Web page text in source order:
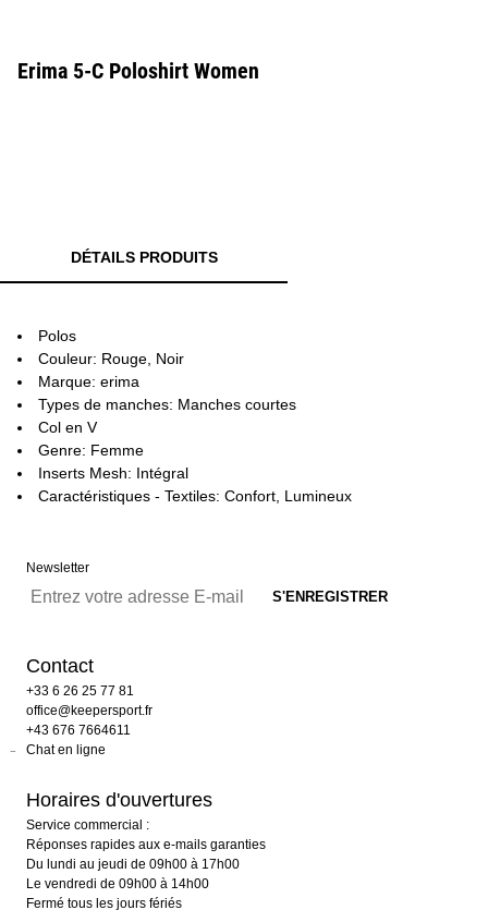
Erima 5-C Poloshirt Women
DÉTAILS PRODUITS
Polos
Couleur: Rouge, Noir
Marque: erima
Types de manches: Manches courtes
Col en V
Genre: Femme
Inserts Mesh: Intégral
Caractéristiques - Textiles: Confort, Lumineux
Newsletter
Contact
+33 6 26 25 77 81
office@keepersport.fr
+43 676 7664611
Chat en ligne
Horaires d'ouvertures
Service commercial :
Réponses rapides aux e-mails garanties
Du lundi au jeudi de 09h00 à 17h00
Le vendredi de 09h00 à 14h00
Fermé tous les jours fériés